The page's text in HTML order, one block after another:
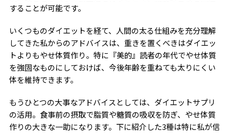
することが可能です。
いくつものダイエットを経て、人間の太る仕組みを充分理解
してきた私からのアドバイスは、重きを置くべきはダイエッ
トよりもやせ体質作り。特に『美的』読者の年代でやせ体質
を強固なものにしておけば、今後年齢を重ねても太りにくい
体を維持できます。
もうひとつの大事なアドバイスとしては、ダイエットサプリ
の活用。食事前の摂取で脂質や糖質の吸収を防ぎ、やせ体質
作りの大きな一助になります。下に紹介した3種は特に私が信